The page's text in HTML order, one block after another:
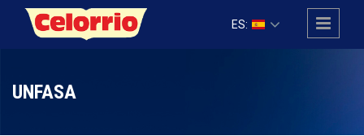
Pasar al contenido principal
ES:
UNFASA